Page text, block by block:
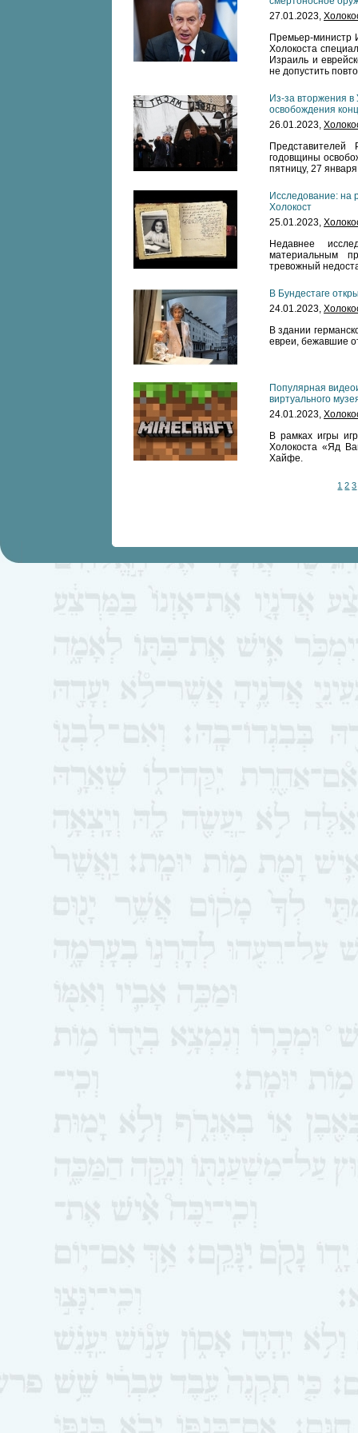
27.01.2023,
Премьер-министр
Холокоста
Израиль и
не допустить
Из-за вторжения
освобождения
26.01.2023,
годовщины
пятницу, 27
Исследование: на
Холокост
25.01.2023,
Недавнее
материальным
тревожный
В Бундестаге
24.01.2023,
В здании
евреи, бежавшие
Популярная
виртуального
24.01.2023,
В рамках игры
Холокоста «Яд
Хайфе.
1 2 3